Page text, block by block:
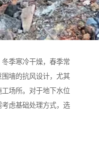
季寒冷干燥，春季常
墙的抗风设计，尤其
场所。对于地下水位
虑基础处理方式，选